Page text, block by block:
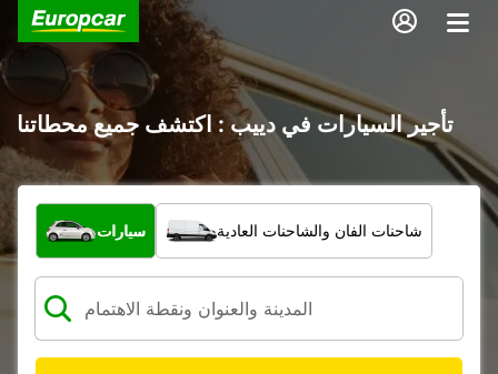
تأجير السيارات في دييب : اكتشف جميع محطاتنا
ما نوع المركبة؟
سيارات شاحنات الفان والشاحنات العادية